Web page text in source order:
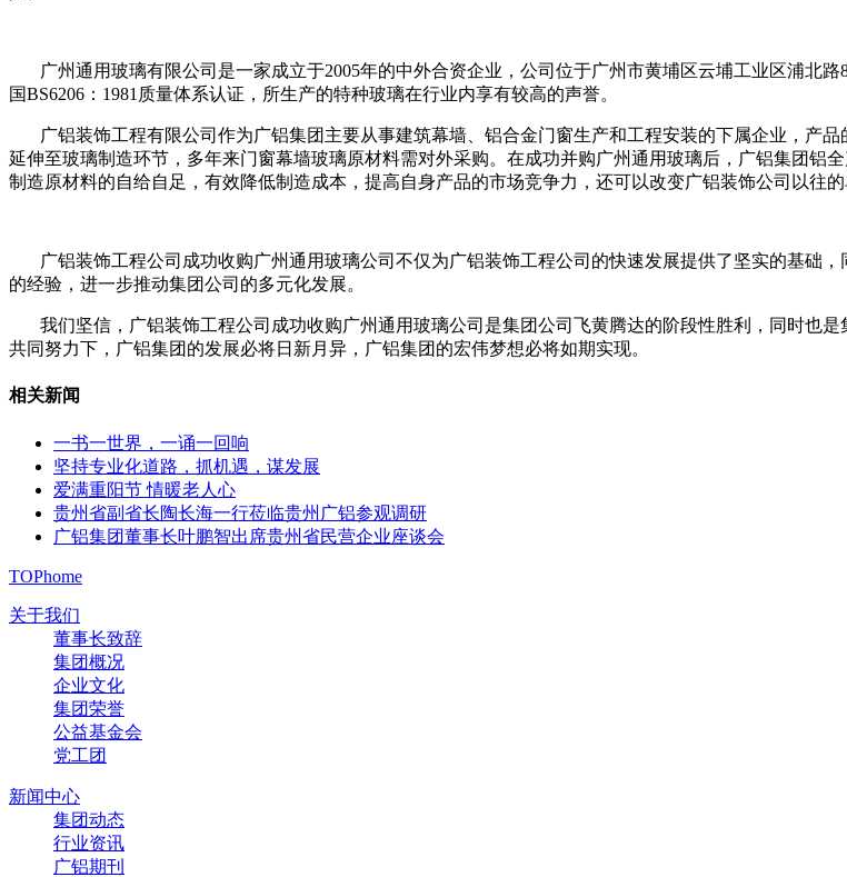
广州通用玻璃有限公司是一家成立于2005年的中外合资企业，公司位于广州市黄埔区云埔工业区浦北
国BS6206：1981质量体系认证，所生产的特种玻璃在行业内享有较高的声誉。
广铝装饰工程有限公司作为广铝集团主要从事建筑幕墙、铝合金门窗生产和工程安装的下属企业，产
延伸至玻璃制造环节，多年来门窗幕墙玻璃原材料需对外采购。在成功并购广州通用玻璃后，广铝集团铝
制造原材料的自给自足，有效降低制造成本，提高自身产品的市场竞争力，还可以改变广铝装饰公司以往
广铝装饰工程公司成功收购广州通用玻璃公司不仅为广铝装饰工程公司的快速发展提供了坚实的基础
的经验，进一步推动集团公司的多元化发展。
我们坚信，广铝装饰工程公司成功收购广州通用玻璃公司是集团公司飞黄腾达的阶段性胜利，同时也
共同努力下，广铝集团的发展必将日新月异，广铝集团的宏伟梦想必将如期实现。
相关新闻
一书一世界，一诵一回响
坚持专业化道路，抓机遇，谋发展
爱满重阳节 情暖老人心
贵州省副省长陶长海一行莅临贵州广铝参观调研
广铝集团董事长叶鹏智出席贵州省民营企业座谈会
TOPhome
关于我们
董事长致辞
集团概况
企业文化
集团荣誉
公益基金会
党工团
新闻中心
集团动态
行业资讯
广铝期刊